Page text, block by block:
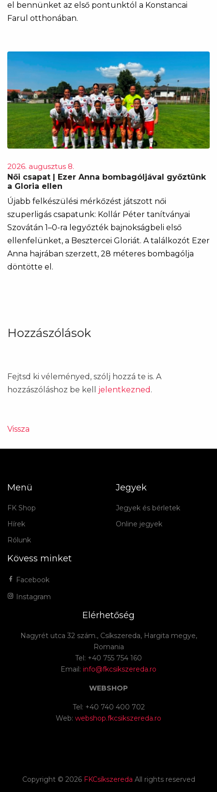
el bennünket az első pontunktól a Konstancai
Farul otthonában.
2026. augusztus 8.
Női csapat | Ezer Anna bombagóljával győztünk
a Gloria ellen
Újabb felkészülési mérkőzést játszott női
szuperligás csapatunk: Kollár Péter tanítványai
Szovátán 1–0-ra legyőzték bajnokságbeli első
ellenfelünket, a Besztercei Gloriát. A találkozót Ezer
Anna hajrában szerzett, 28 méteres bombagólja
döntötte el.
Hozzászólások
Fejtsd ki véleményed, szólj hozzá te is. A
hozzászóláshoz be kell jelentkezned .
Vissza
Menü
FK Shop
Hírek
Rólunk
Jegyek
Jegyek és bérletek
Online jegyek
Kövess minket
Facebook
Instagram
Elérhetőség
Nagyrét utca 32 szám., Csíkszereda, Hargita megye,
Romania
Tel: +40 755 754 160
Email: info@fkcsikszereda.ro
WEBSHOP
Tel: +40 740 400 702
Web: webshop.fkcsikszereda.ro
Copyright © 2026 FKCsíkszereda All rights reserved